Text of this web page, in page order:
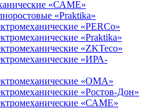
«САМЕ»
«Praktika»
«PERCo»
«Praktika»
«ZKTeco»
«ИРА-
«ОМА»
«Ростов-Дон»
«САМЕ»